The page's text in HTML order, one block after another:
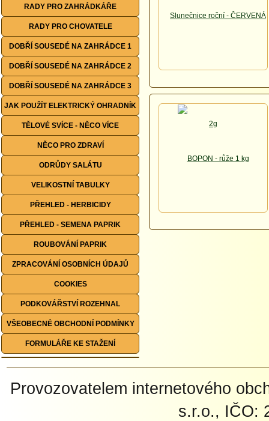
RADY PRO ZAHRÁDKÁŘE
RADY PRO CHOVATELE
DOBŘÍ SOUSEDÉ NA ZAHRÁDCE 1
DOBŘÍ SOUSEDÉ NA ZAHRÁDCE 2
DOBŘÍ SOUSEDÉ NA ZAHRÁDCE 3
JAK POUŽÍT ELEKTRICKÝ OHRADNÍK
TĚLOVÉ SVÍCE - NĚCO VÍCE
NĚCO PRO ZDRAVÍ
ODRŮDY SALÁTU
VELIKOSTNÍ TABULKY
PŘEHLED - HERBICIDY
PŘEHLED - SEMENA PAPRIK
ROUBOVÁNÍ PAPRIK
ZPRACOVÁNÍ OSOBNÍCH ÚDAJŮ
COOKIES
PODKOVÁŘSTVÍ ROZEHNAL
VŠEOBECNÉ OBCHODNÍ PODMÍNKY
FORMULÁŘE KE STAŽENÍ
Provozovatelem internetového
s.r.o., IČO: